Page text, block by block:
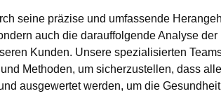
seine präzise und umfassende
auch die darauffolgende Analyse
Kunden. Unsere spezialisierten
Methoden, um sicherzustellen, dass
ausgewertet werden, um die